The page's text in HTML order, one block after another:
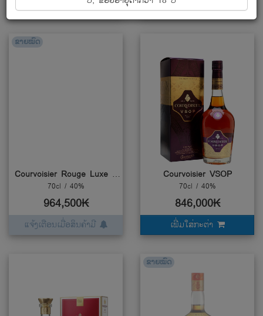
ແຈ້ງເຕືອນເມື່ອສິນຄ້າມີ ເພີ່ມໃສ່ກະຕ່າ
ຂາຍໝົດ
Courvoisier Rouge Luxe Limited Edition
70cl / 40%
964,500₭
ແຈ້ງເຕືອນເມື່ອສິນຄ້າມີ
Courvoisier VSOP
70cl / 40%
846,000₭
ເພີ່ມໃສ່ກະຕ່າ
ຂາຍໝົດ